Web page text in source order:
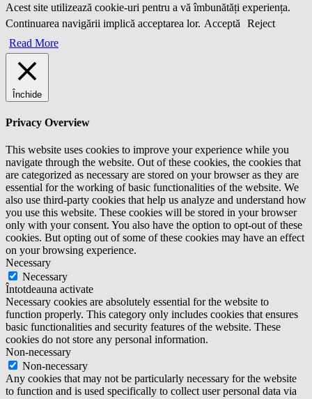
Acest site utilizează cookie-uri pentru a vă îmbunătăți experiența.
Continuarea navigării implică acceptarea lor. Acceptă
Reject
Read More
Închide
Privacy Overview
This website uses cookies to improve your experience while you
navigate through the website. Out of these cookies, the cookies that
are categorized as necessary are stored on your browser as they are
essential for the working of basic functionalities of the website. We
also use third-party cookies that help us analyze and understand how
you use this website. These cookies will be stored in your browser
only with your consent. You also have the option to opt-out of these
cookies. But opting out of some of these cookies may have an effect
on your browsing experience.
Necessary
Necessary
Întotdeauna activate
Necessary cookies are absolutely essential for the website to
function properly. This category only includes cookies that ensures
basic functionalities and security features of the website. These
cookies do not store any personal information.
Non-necessary
Non-necessary
Any cookies that may not be particularly necessary for the website
to function and is used specifically to collect user personal data via